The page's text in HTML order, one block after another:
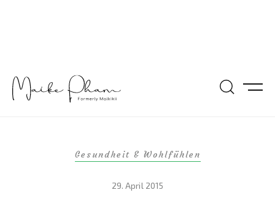
Gesundheit & Wohlfühlen
29. April 2015